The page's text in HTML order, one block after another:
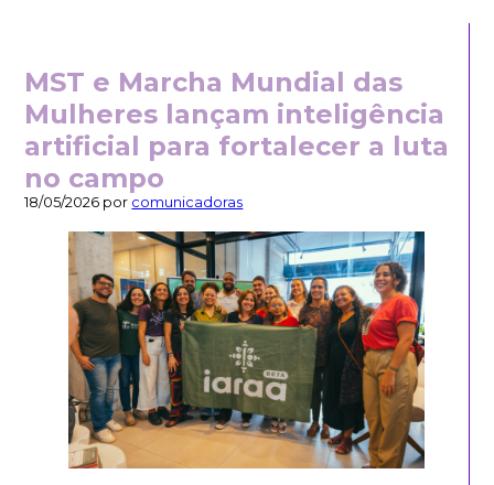
MST e Marcha Mundial das
Mulheres lançam inteligência
artificial para fortalecer a luta
no campo
18/05/2026 por comunicadoras